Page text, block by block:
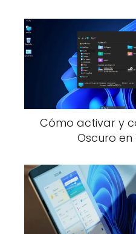
Cómo activar y
Oscuro en